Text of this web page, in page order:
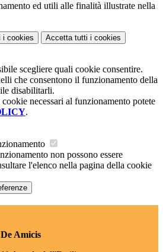
ed utili alle finalità illustrate nella
i cookies Accetta tutti i cookies
scegliere quali cookie consentire.
che consentono il funzionamento della
disabilitarli.
necessari al funzionamento potete
.
non possono essere
l'elenco nella pagina della cookie
Amicis